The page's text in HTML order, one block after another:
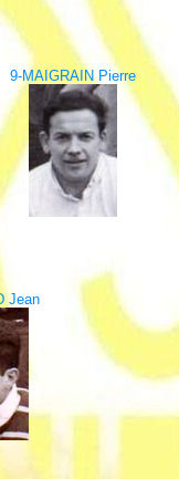
9-MAIGRAIN Pierre
Jean